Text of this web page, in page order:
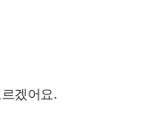
겠어요.